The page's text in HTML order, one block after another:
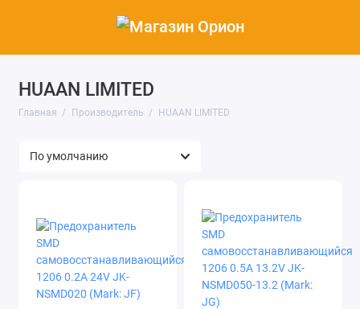
HUAAN LIMITED
Главная Производитель HUAAN LIMITED